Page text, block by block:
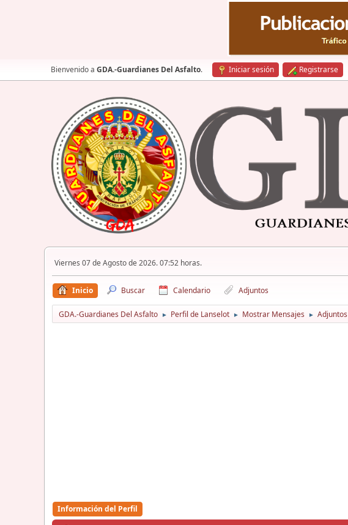
Bienvenido a GDA.-Guardianes Del Asfalto. Iniciar sesión Registrarse
Viernes 07 de Agosto de 2026. 07:52 horas.
Inicio Buscar Calendario Adjuntos
GDA.-Guardianes Del Asfalto ► Perfil de Lanselot ► Mostrar Mensajes ► Adjuntos
Información del Perfil